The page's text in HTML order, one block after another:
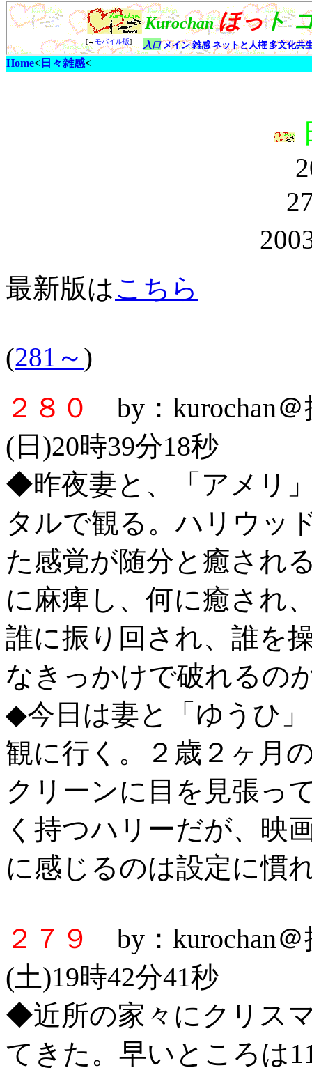
Home< 日々雑感<
最新版はこちら
(281～ )
２８０
by：kurochan
(日)20時39分18秒
◆昨夜妻と、「アメリ
タルで観る。ハリウッ
た感覚が随分と癒され
に麻痺し、何に癒され
誰に振り回され、誰を
なきっかけで破れるの
◆今日は妻と「ゆうひ
観に行く。２歳２ヶ月
クリーンに目を見張っ
く持つハリーだが、映
に感じるのは設定に慣
２７９
by：kurochan
(土)19時42分41秒
◆近所の家々にクリス
てきた。早いところは